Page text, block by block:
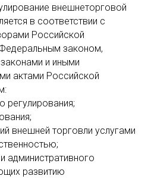
внешнеторговой
в соответствии с
Российской
законом,
и иными
актами Российской
регулирования;
внешней торговли услугами
административного
развитию